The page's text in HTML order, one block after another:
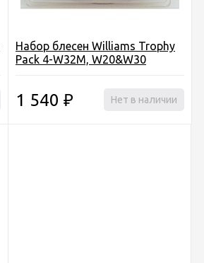
Набор блесен Williams Trophy
Pack 4-W32M, W20&W30
1 540 ₽ Нет в наличии